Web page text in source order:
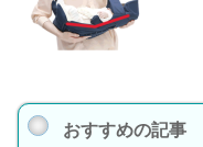
おすすめの記事